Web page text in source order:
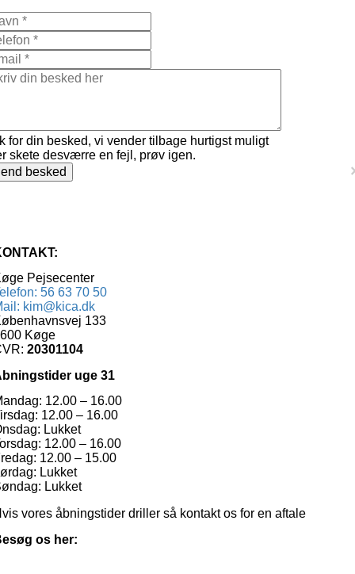
for din besked, vi vender tilbage hurtigst muligt
skete desværre en fejl, prøv igen.
besked
Pejsecenter
56 63 70 50
kim@kica.dk
133
Køge
20301104
uge 31
12.00 – 16.00
12.00 – 16.00
Lukket
12.00 – 16.00
12.00 – 15.00
Lukket
Lukket
vores åbningstider driller så kontakt os for en aftale
os her: